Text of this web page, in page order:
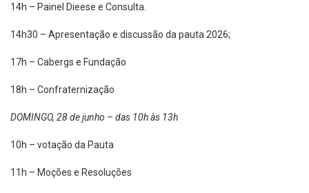
14h – Painel Dieese e Consulta.
14h30 – Apresentação e discussão da pauta 2026;
17h – Cabergs e Fundação
18h – Confraternização
DOMINGO, 28 de junho – das 10h às 13h
10h – votação da Pauta
11h – Moções e Resoluções